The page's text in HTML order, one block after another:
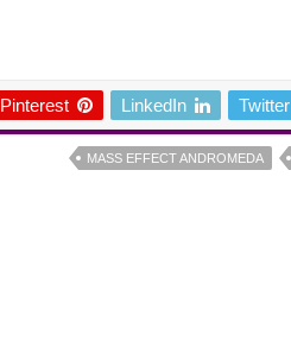
Twitter
LinkedIn
Pinterest
MASS EFFECT ANDROMEDA